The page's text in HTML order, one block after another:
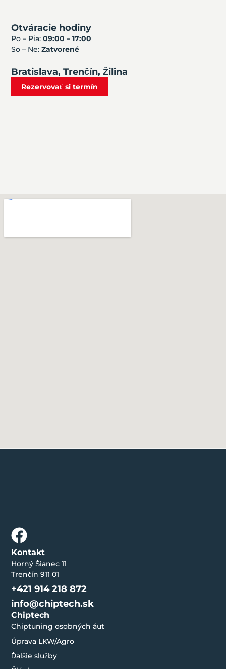
Otváracie hodiny
Po – Pia:09:00 – 17:00
So – Ne:Zatvorené
Bratislava, Trenčín, Žilina
Rezervovať si termín
Chiptech
Chiptuning osobných áut
Úprava LKW/Agro
Ďalšie služby
Kontakt
Horný Šianec 11
Trenčín 911 01
+421 914 218 872
info@chiptech.sk